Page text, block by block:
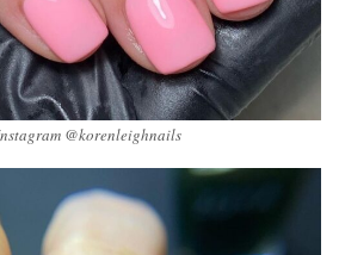
@korenleighnails